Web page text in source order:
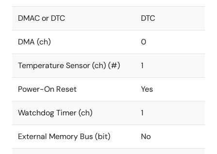
DMAC or DTC DTC
DMA (ch) 0
Temperature Sensor (ch) (#) 1
Power-On Reset Yes
Watchdog Timer (ch) 1
External Memory Bus (bit) No